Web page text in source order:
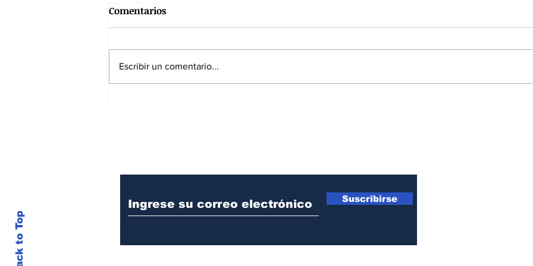
Comentarios
Escribir un comentario...
Back to Top
Suscribirse